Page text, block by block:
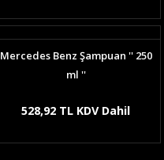
Mercedes Benz Şampuan '' 250
ml ''
528,92 TL KDV Dahil